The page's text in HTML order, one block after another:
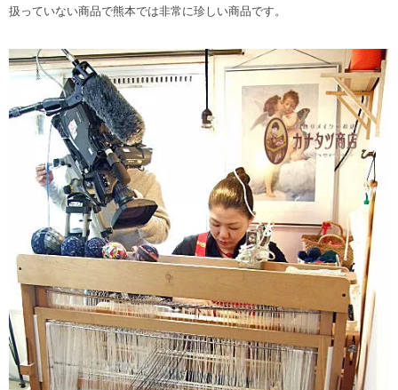
扱っていない商品で熊本では非常に珍しい商品です。